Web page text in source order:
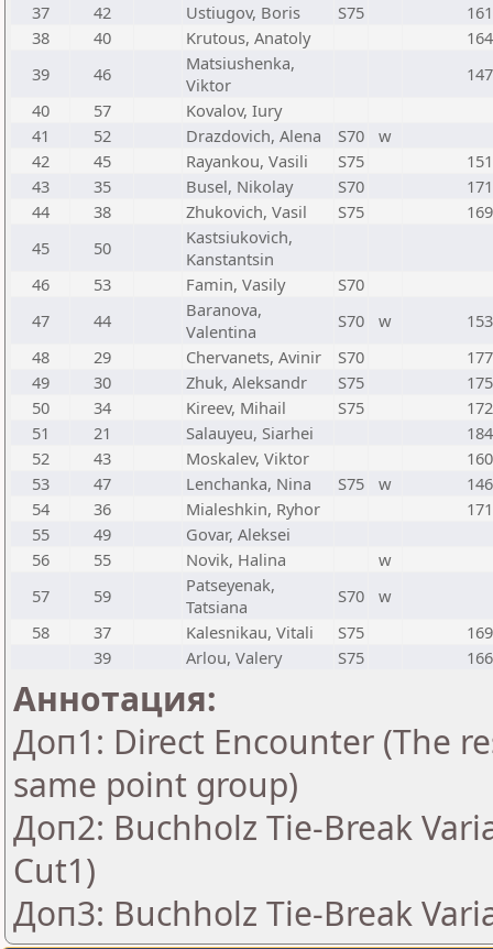
37
42 Ustiugov, Boris S75
38
40 Krutous, Anatoly
39
46
Matsiushenka,
Viktor
40
57
Kovalov, Iury
41
52 Drazdovich, Alena S70
w
42
45 Rayankou, Vasili S75
43
35 Busel, Nikolay S70
44
38 Zhukovich, Vasil S75
45
50
Kastsiukovich,
Kanstantsin
46
53 Famin, Vasily
S70
47
44
Baranova,
Valentina
S70 w
48
29 Chervanets, Avinir S70
49
30 Zhuk, Aleksandr S75
50
34 Kireev, Mihail S75
51
21 Salauyeu, Siarhei
52
43 Moskalev, Viktor
53
47 Lenchanka, Nina S75 w
54
36 Mialeshkin, Ryhor
55
49
Govar, Aleksei
56
55 Novik, Halina
w
57
59
Patseyenak,
Tatsiana
S70
w
58
37 Kalesnikau, Vitali S75
39
Arlou, Valery S75
Аннотация:
Доп1: Direct Encounter (The
same point group)
Доп2: Buchholz Tie-Break
Cut1)
Доп3: Buchholz Tie-Break